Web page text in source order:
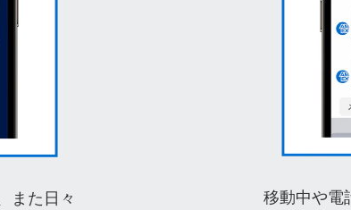
また日々
移動中や電